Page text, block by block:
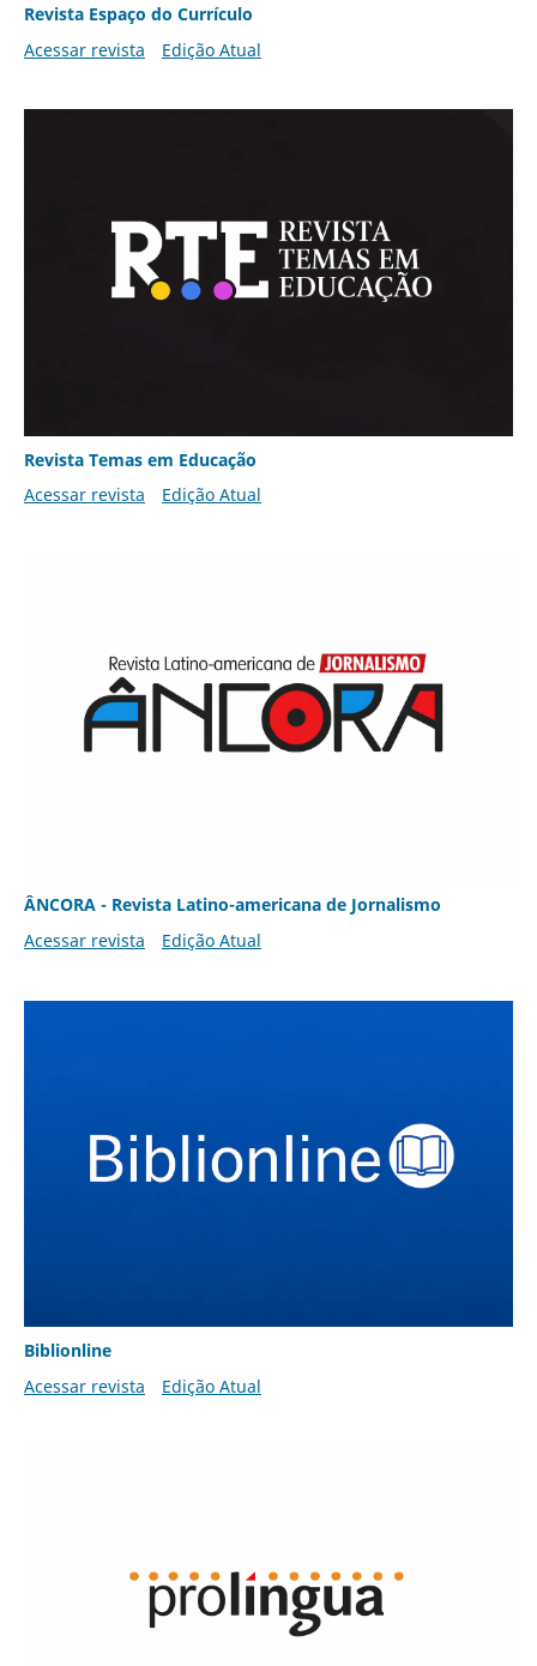
Revista Espaço do Currículo
Acessar revista
Edição Atual
Revista Temas em Educação
Acessar revista
Edição Atual
ÂNCORA - Revista Latino-americana de Jornalismo
Acessar revista
Edição Atual
Biblionline
Acessar revista
Edição Atual